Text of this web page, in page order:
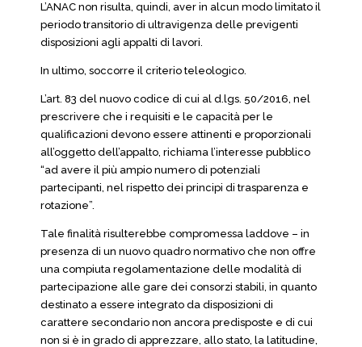
L’ANAC non risulta, quindi, aver in alcun modo limitato il
periodo transitorio di ultravigenza delle previgenti
disposizioni agli appalti di lavori.
In ultimo, soccorre il criterio teleologico.
L’art. 83 del nuovo codice di cui al d.lgs. 50/2016, nel
prescrivere che i requisiti e le capacità per le
qualificazioni devono essere attinenti e proporzionali
all’oggetto dell’appalto, richiama l’interesse pubblico
“ad avere il più ampio numero di potenziali
partecipanti, nel rispetto dei principi di trasparenza e
rotazione”.
Tale finalità risulterebbe compromessa laddove – in
presenza di un nuovo quadro normativo che non offre
una compiuta regolamentazione delle modalità di
partecipazione alle gare dei consorzi stabili, in quanto
destinato a essere integrato da disposizioni di
carattere secondario non ancora predisposte e di cui
non si è in grado di apprezzare, allo stato, la latitudine,